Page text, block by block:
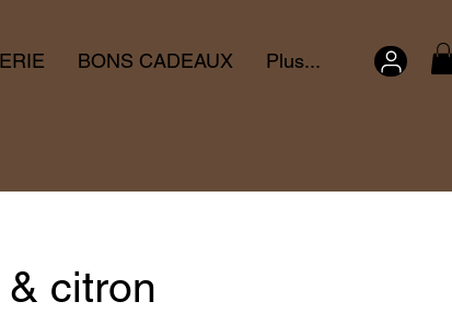
BONS CADEAUX Plus...
citron